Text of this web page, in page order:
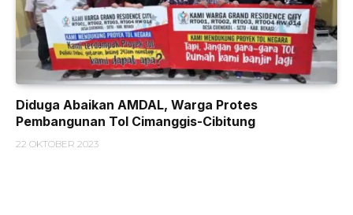
Diduga Abaikan AMDAL, Warga Protes
Pembangunan Tol Cimanggis-Cibitung
22 OKTOBER 2023